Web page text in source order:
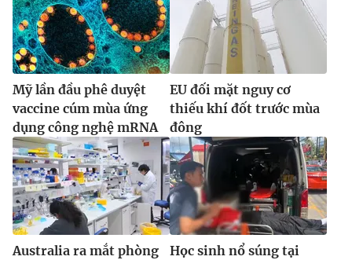
Mỹ lần đầu phê duyệt
vaccine cúm mùa ứng
dụng công nghệ mRNA
EU đối mặt nguy cơ
thiếu khí đốt trước mùa
đông
Australia ra mắt phòng
Học sinh nổ súng tại